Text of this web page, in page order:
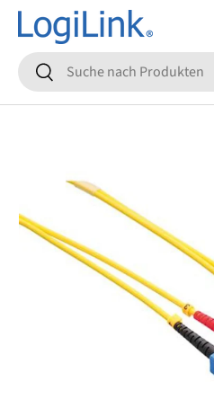
Direkt zum Inhalt
Suchen
Suchen